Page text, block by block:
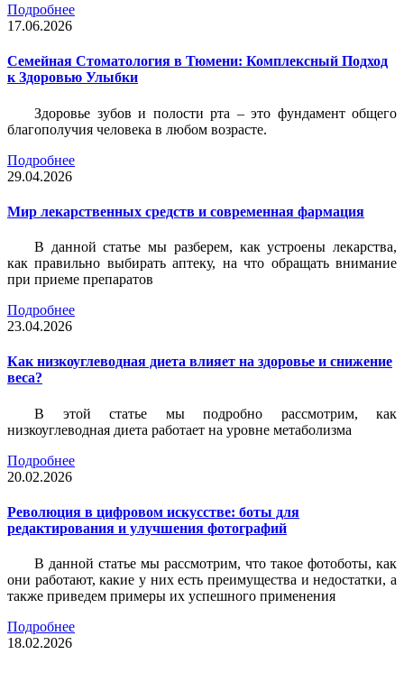
Подробнее
17.06.2026
Семейная Стоматология в Тюмени: Комплексный Подход
к Здоровью Улыбки
Здоровье зубов и полости рта – это фундамент общего
благополучия человека в любом возрасте.
Подробнее
29.04.2026
Мир лекарственных средств и современная фармация
В данной статье мы разберем, как устроены лекарства,
как правильно выбирать аптеку, на что обращать внимание
при приеме препаратов
Подробнее
23.04.2026
Как низкоуглеводная диета влияет на здоровье и снижение
веса?
В этой статье мы подробно рассмотрим, как
низкоуглеводная диета работает на уровне метаболизма
Подробнее
20.02.2026
Революция в цифровом искусстве: боты для
редактирования и улучшения фотографий
В данной статье мы рассмотрим, что такое фотоботы, как
они работают, какие у них есть преимущества и недостатки, а
также приведем примеры их успешного применения
Подробнее
18.02.2026